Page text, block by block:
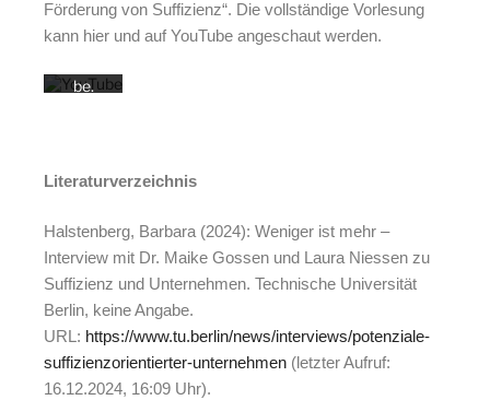
Förderung von Suffizienz“. Die vollständige Vorlesung
kann hier und auf YouTube angeschaut werden.
erklär
ung
be.
Video
YouTub
e
immer
entsper
ren
Literaturverzeichnis
Halstenberg, Barbara (2024): Weniger ist mehr –
Interview mit Dr. Maike Gossen und Laura Niessen zu
Suffizienz und Unternehmen. Technische Universität
Berlin, keine Angabe.
URL: https://www.tu.berlin/news/interviews/potenziale-
suffizienzorientierter-unternehmen (letzter Aufruf:
16.12.2024, 16:09 Uhr).